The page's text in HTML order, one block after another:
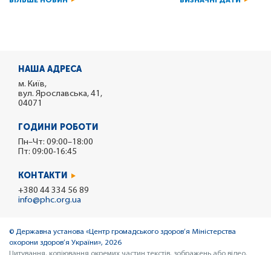
НАША АДРЕСА
м. Київ,
вул. Ярославська, 41,
04071
ГОДИНИ РОБОТИ
Пн–Чт: 09:00–18:00
Пт: 09:00-16:45
КОНТАКТИ
+380 44 334 56 89
info@phc.org.ua
© Державна установа «Центр громадського здоров’я Міністерства
охорони здоров’я України», 2026